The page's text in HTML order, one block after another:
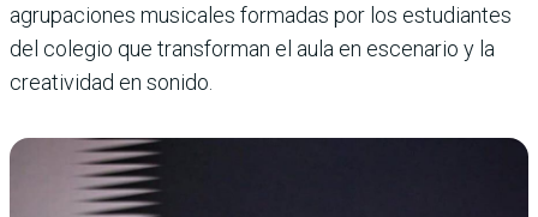
agrupaciones musicales formadas por los estudiantes
del colegio que transforman el aula en escenario y la
creatividad en sonido.